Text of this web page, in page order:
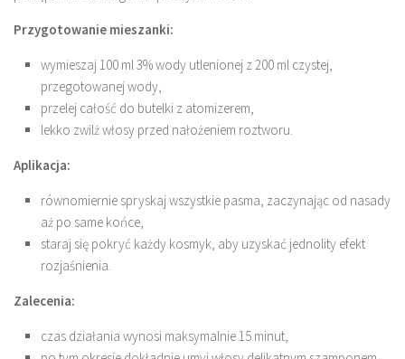
Przygotowanie mieszanki:
wymieszaj 100 ml 3% wody utlenionej z 200 ml czystej,
przegotowanej wody,
przelej całość do butelki z atomizerem,
lekko zwilż włosy przed nałożeniem roztworu.
Aplikacja:
równomiernie spryskaj wszystkie pasma, zaczynając od nasady
aż po same końce,
staraj się pokryć każdy kosmyk, aby uzyskać jednolity efekt
rozjaśnienia.
Zalecenia:
czas działania wynosi maksymalnie 15 minut,